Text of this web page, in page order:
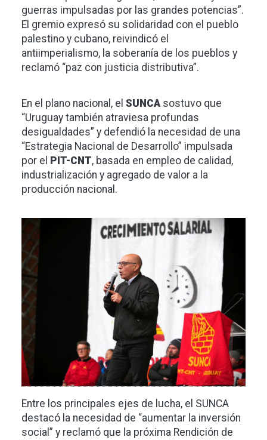
guerras impulsadas por las grandes potencias”.
El gremio expresó su solidaridad con el pueblo
palestino y cubano, reivindicó el
antiimperialismo, la soberanía de los pueblos y
reclamó “paz con justicia distributiva”.
En el plano nacional, el SUNCA sostuvo que
“Uruguay también atraviesa profundas
desigualdades” y defendió la necesidad de una
“Estrategia Nacional de Desarrollo” impulsada
por el
PIT-CNT, basada en empleo de calidad,
industrialización y agregado de valor a la
producción nacional.
Entre los principales ejes de lucha, el SUNCA
destacó la necesidad de “aumentar la inversión
social” y reclamó que la próxima Rendición de